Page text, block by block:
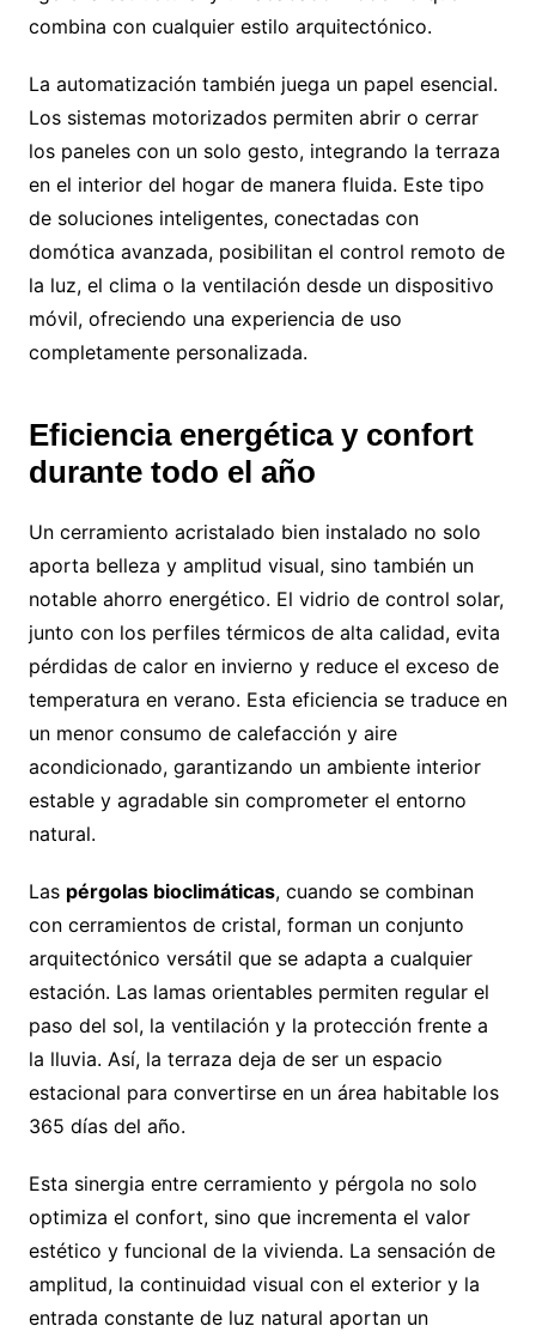
combina con cualquier estilo arquitectónico.
La automatización también juega un papel esencial.
Los sistemas motorizados permiten abrir o cerrar
los paneles con un solo gesto, integrando la terraza
en el interior del hogar de manera fluida. Este tipo
de soluciones inteligentes, conectadas con
domótica avanzada, posibilitan el control remoto de
la luz, el clima o la ventilación desde un dispositivo
móvil, ofreciendo una experiencia de uso
completamente personalizada.
Eficiencia energética y confort
durante todo el año
Un cerramiento acristalado bien instalado no solo
aporta belleza y amplitud visual, sino también un
notable ahorro energético. El vidrio de control solar,
junto con los perfiles térmicos de alta calidad, evita
pérdidas de calor en invierno y reduce el exceso de
temperatura en verano. Esta eficiencia se traduce en
un menor consumo de calefacción y aire
acondicionado, garantizando un ambiente interior
estable y agradable sin comprometer el entorno
natural.
Las pérgolas bioclimáticas, cuando se combinan
con cerramientos de cristal, forman un conjunto
arquitectónico versátil que se adapta a cualquier
estación. Las lamas orientables permiten regular el
paso del sol, la ventilación y la protección frente a
la lluvia. Así, la terraza deja de ser un espacio
estacional para convertirse en un área habitable los
365 días del año.
Esta sinergia entre cerramiento y pérgola no solo
optimiza el confort, sino que incrementa el valor
estético y funcional de la vivienda. La sensación de
amplitud, la continuidad visual con el exterior y la
entrada constante de luz natural aportan un